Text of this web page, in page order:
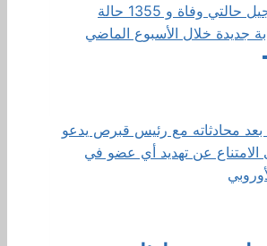
تسجيل حالتي وفاة و 1355 حالة
جديدة خلال الأسبوع الماضي